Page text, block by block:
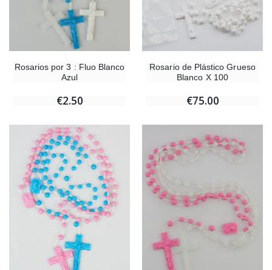
Rosarios por 3 : Fluo Blanco
Azul
€2.50
Rosario de Plástico Grueso
Blanco X 100
€75.00